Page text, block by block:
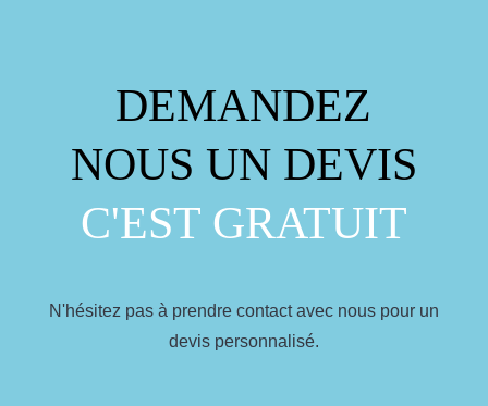
DEMANDEZ
NOUS UN DEVIS
C'EST GRATUIT
N'hésitez pas à prendre contact avec nous pour un
devis personnalisé.